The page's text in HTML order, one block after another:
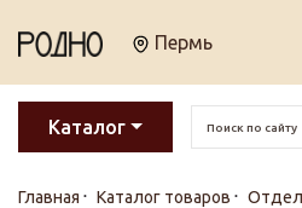
Пермь
Каталог
Главная Каталог товаров